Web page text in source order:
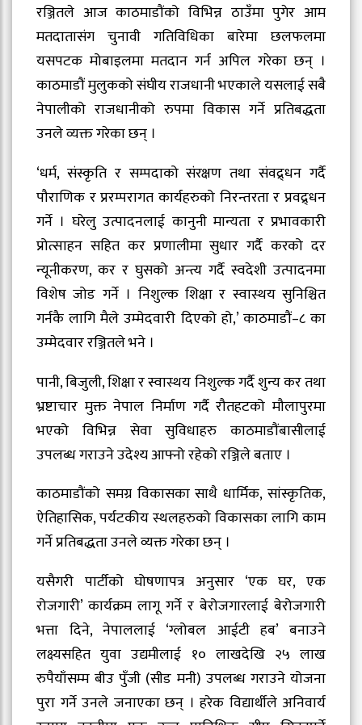
रञ्जितले आज काठमाडौंको विभिन्न ठाउँमा पुगेर आम
मतदातासंग चुनावी गतिविधिका बारेमा छलफलमा
यसपटक मोबाइलमा मतदान गर्न अपिल गरेका छन् ।
काठमाडौं मुलुकको संघीय राजधानी भएकाले यसलाई सबै
नेपालीको राजधानीको रुपमा विकास गर्ने प्रतिबद्धता
उनले व्यक्त गरेका छन् ।
‘धर्म, संस्कृति र सम्पदाको संरक्षण तथा संवद्र्धन गर्दै
पौराणिक र प्ररम्परागत कार्यहरुको निरन्तरता र प्रवद्र्धन
गर्ने । घरेलु उत्पादनलाई कानुनी मान्यता र प्रभावकारी
प्रोत्साहन सहित कर प्रणालीमा सुधार गर्दै करको दर
न्यूनीकरण, कर र घुसको अन्त्य गर्दै स्वदेशी उत्पादनमा
विशेष जोड गर्ने । निशुल्क शिक्षा र स्वास्थय सुनिश्चित
गर्नकै लागि मैले उम्मेदवारी दिएको हो,’ काठमाडौं–८ का
उम्मेदवार रञ्जितले भने ।
पानी, बिजुली, शिक्षा र स्वास्थय निशुल्क गर्दै शुन्य कर तथा
भ्रष्टाचार मुक्त नेपाल निर्माण गर्दै रौतहटको मौलापुरमा
भएको विभिन्न सेवा सुविधाहरु काठमाडौंबासीलाई
उपलब्ध गराउने उदेश्य आफ्नो रहेको रञ्जिले बताए ।
काठमाडौंको समग्र विकासका साथै धार्मिक, सांस्कृतिक,
ऐतिहासिक, पर्यटकीय स्थलहरुको विकासका लागि काम
गर्ने प्रतिबद्धता उनले व्यक्त गरेका छन् ।
यसैगरी पार्टीको घोषणापत्र अनुसार ‘एक घर, एक
रोजगारी’ कार्यक्रम लागू गर्ने र बेरोजगारलाई बेरोजगारी
भत्ता दिने, नेपाललाई ‘ग्लोबल आईटी हब’ बनाउने
लक्ष्यसहित युवा उद्यमीलाई १० लाखदेखि २५ लाख
रुपैयाँसम्म बीउ पुँजी (सीड मनी) उपलब्ध गराउने योजना
पुरा गर्ने उनले जनाएका छन् । हरेक विद्यार्थीले अनिवार्य